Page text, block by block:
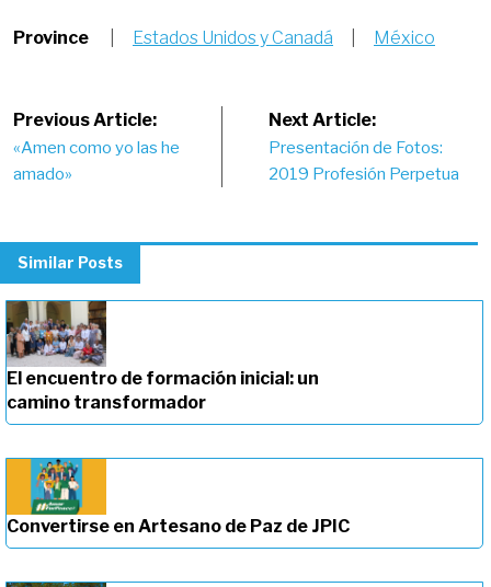
Province Estados Unidos y Canadá México
Post
navigation
Previous Article:
«Amen como yo las he
amado»
Next Article:
Presentación de Fotos:
2019 Profesión Perpetua
Similar Posts
El encuentro de formación inicial: un
camino transformador
Convertirse en Artesano de Paz de JPIC